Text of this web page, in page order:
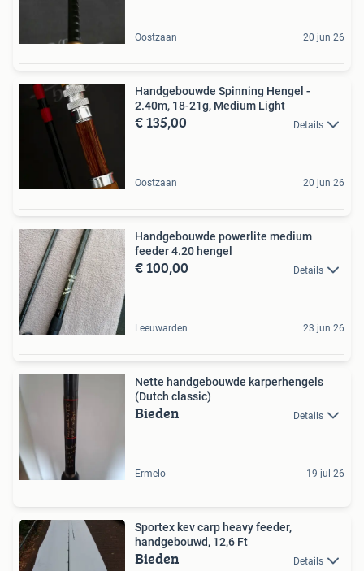
Oostzaan 20 jun 26
Handgebouwde Spinning Hengel -
2.40m, 18-21g, Medium Light
€ 135,00 Details
Oostzaan 20 jun 26
Handgebouwde powerlite medium
feeder 4.20 hengel
€ 100,00 Details
Leeuwarden 23 jun 26
Nette handgebouwde karperhengels
(Dutch classic)
Bieden Details
Ermelo 19 jul 26
Sportex kev carp heavy feeder,
handgebouwd, 12,6 Ft
Bieden Details